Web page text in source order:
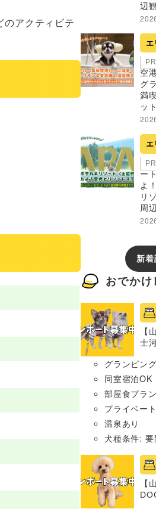
のアクティビテ
辺
エ
PR
空
グ
満
ッ
エ
PR
ー
よ
リ
周
新着
おでかけ
【
士
グランピング
同室宿泊OK
部屋食プラ
プライベー
温泉あり
犬種条件:
【